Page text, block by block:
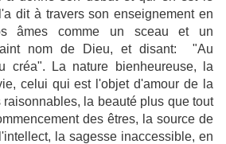
dit à travers son enseignement en
âmes comme un sceau et un
nom de Dieu, et disant: "Au
créa". La nature bienheureuse, la
celui qui est l'objet d'amour de la
raisonnables, la beauté plus que tout
des êtres, la source de
la sagesse inaccessible, en